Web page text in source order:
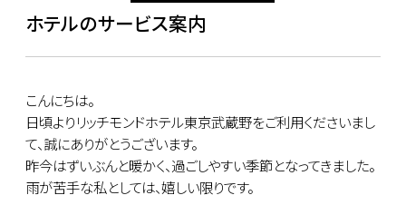
ホテルのサービス案内
こんにちは。
日頃よりリッチモンドホテル東京武蔵野をご利用くださいまし
て、誠にありがとうございます。
昨今はずいぶんと暖かく、過ごしやすい季節となってきました。
雨が苦手な私としては、嬉しい限りです。